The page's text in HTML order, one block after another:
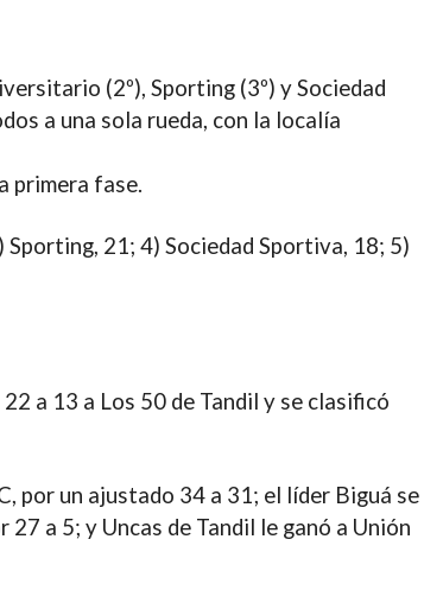
(2º), Sporting (3º) y Sociedad
a una sola rueda, con la localía
primera fase.
21; 4) Sociedad Sportiva, 18; 5)
a 13 a Los 50 de Tandil y se clasificó
por un ajustado 34 a 31; el líder Biguá se
a 5; y Uncas de Tandil le ganó a Unión